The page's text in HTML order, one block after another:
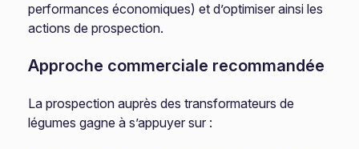
performances économiques) et d’optimiser ainsi les
actions de prospection.
Approche commerciale recommandée
La prospection auprès des transformateurs de
légumes gagne à s’appuyer sur :